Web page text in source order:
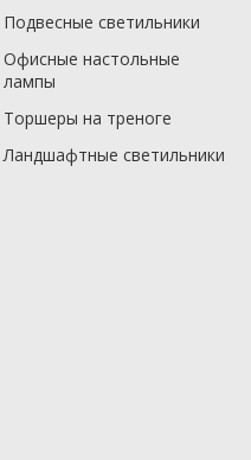
Подвесные светильники
Офисные настольные
лампы
Торшеры на треноге
Ландшафтные светильники